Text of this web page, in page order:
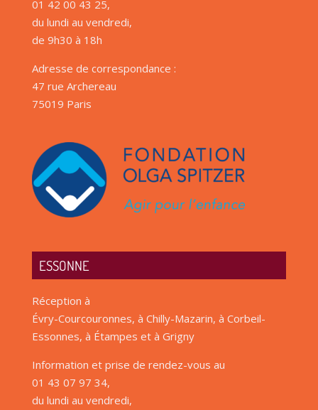
01 42 00 43 25,
du lundi au vendredi,
de 9h30 à 18h
Adresse de correspondance :
47 rue Archereau
75019 Paris
ESSONNE
Réception à
Évry-Courcouronnes, à Chilly-Mazarin, à Corbeil-
Essonnes, à Étampes et à Grigny
Information et prise de rendez-vous au
01 43 07 97 34,
du lundi au vendredi,